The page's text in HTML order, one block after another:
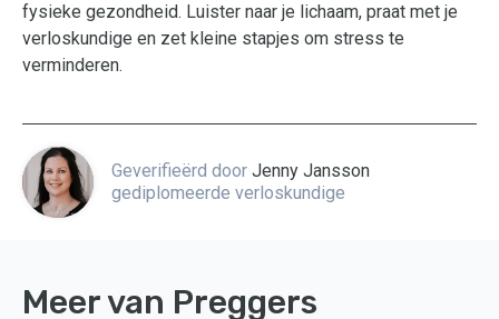
fysieke gezondheid. Luister naar je lichaam, praat met je
verloskundige en zet kleine stapjes om stress te
verminderen.
Geverifieërd door Jenny Jansson
gediplomeerde verloskundige
Meer van Preggers